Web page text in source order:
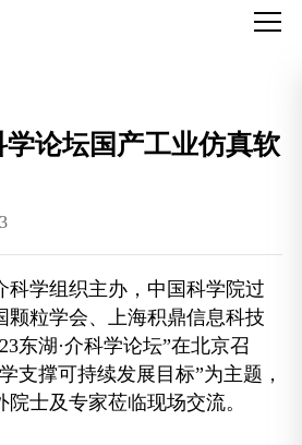
学论坛国产工业仿真软
科学组织主办，中国科学院过
颗粒学会、上海积鼎信息科技
东湖·介科学论坛”在北京召
支撑可持续发展目标”为主题，
士及专家莅临现场交流。